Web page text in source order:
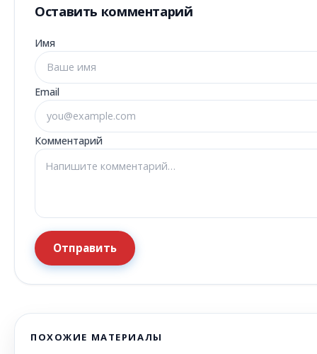
Оставить комментарий
Имя
Email
Комментарий
Отправить
ПОХОЖИЕ МАТЕРИАЛЫ